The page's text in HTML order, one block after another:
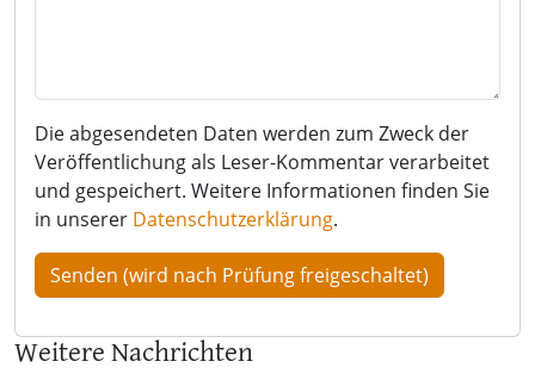
Die abgesendeten Daten werden zum Zweck der
Veröffentlichung als Leser-Kommentar verarbeitet
und gespeichert. Weitere Informationen finden Sie
in unserer Datenschutzerklärung.
Weitere Nachrichten